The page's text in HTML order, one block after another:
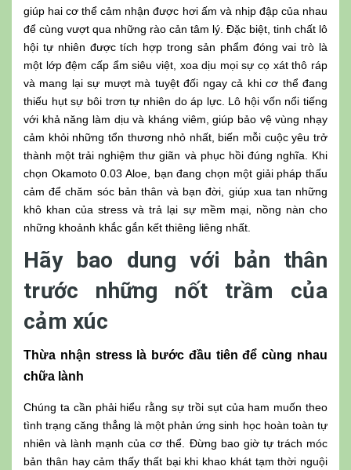
giúp hai cơ thể cảm nhận được hơi ấm và nhịp đập của nhau
để cùng vượt qua những rào cản tâm lý. Đặc biệt, tinh chất lô
hội tự nhiên được tích hợp trong sản phẩm đóng vai trò là
một lớp đệm cấp ẩm siêu việt, xoa dịu mọi sự cọ xát thô ráp
và mang lại sự mượt mà tuyệt đối ngay cả khi cơ thể đang
thiếu hụt sự bôi trơn tự nhiên do áp lực. Lô hội vốn nổi tiếng
với khả năng làm dịu và kháng viêm, giúp bảo vệ vùng nhạy
cảm khỏi những tổn thương nhỏ nhất, biến mỗi cuộc yêu trở
thành một trải nghiệm thư giãn và phục hồi đúng nghĩa. Khi
chọn Okamoto 0.03 Aloe, bạn đang chọn một giải pháp thấu
cảm để chăm sóc bản thân và bạn đời, giúp xua tan những
khô khan của stress và trả lại sự mềm mại, nồng nàn cho
những khoảnh khắc gắn kết thiêng liêng nhất.
Hãy bao dung với bản thân
trước những nốt trầm của
cảm xúc
Thừa nhận stress là bước đầu tiên để cùng nhau
chữa lành
Chúng ta cần phải hiểu rằng sự trồi sụt của ham muốn theo
tình trạng căng thẳng là một phản ứng sinh học hoàn toàn tự
nhiên và lành mạnh của cơ thể. Đừng bao giờ tự trách móc
bản thân hay cảm thấy thất bại khi khao khát tạm thời nguội